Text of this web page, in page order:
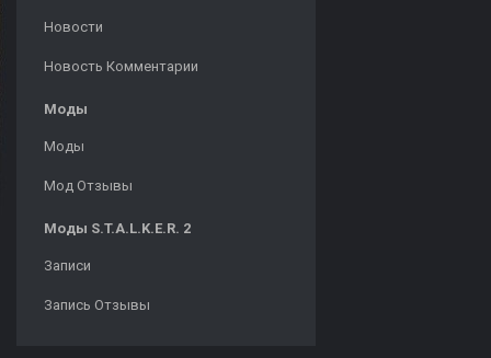
Новости
Новость Комментарии
Моды
Моды
Мод Отзывы
Моды S.T.A.L.K.E.R. 2
Записи
Запись Отзывы